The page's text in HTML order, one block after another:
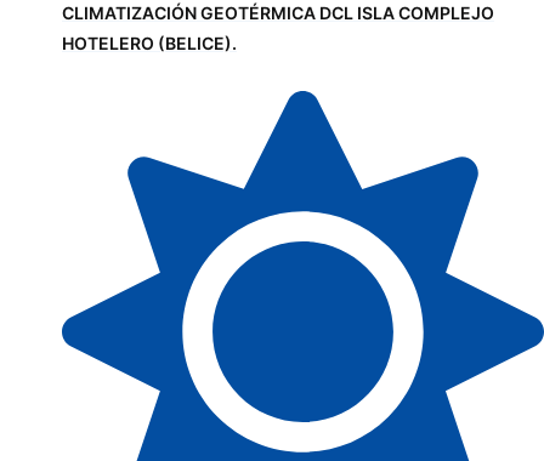
CLIMATIZACIÓN GEOTÉRMICA DCL ISLA COMPLEJO
HOTELERO (BELICE).